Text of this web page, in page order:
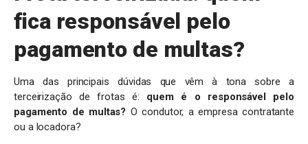
fica responsável pelo
pagamento de multas?
Uma das principais dúvidas que vêm à tona sobre a
terceirização de frotas é: quem é o responsável pelo
pagamento de multas? O condutor, a empresa contratante
ou a locadora?